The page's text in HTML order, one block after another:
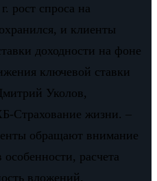
рост спроса на
и клиенты
доходности на фоне
ключевой ставки
Уколов,
Страхование жизни. –
обращают внимание
расчета
вложений.